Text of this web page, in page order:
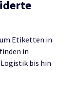
Etiketten in
in
bis hin